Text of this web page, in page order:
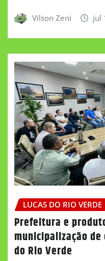
Vilson Zeni jul
LUCAS DO RIO VERDE
Prefeitura e
municipalização
do Rio Verde